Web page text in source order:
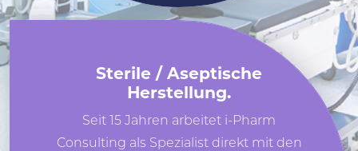
Sterile / Aseptische
Herstellung.
Seit 15 Jahren arbeitet i-Pharm
Consulting als Spezialist direkt mit den